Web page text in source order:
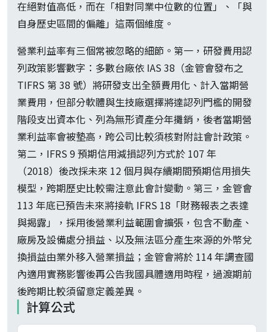
在絕對值高低，而在「相對同業中位數的位置」、「與
自身歷史區間的偏離」這兩個維度。
營業利益率有三個常被忽略的細節。第一，研發費用認
列政策影響數字：多數台廠依 IAS 38（金管會發布之
TIFRS 第 38 號）將研發支出全額費用化、計入當期營
業費用，但部分軟體與生技廠選擇將達認列門檻的開發
階段支出資本化、列為無形資產分年攤銷，後者當期營
業利益率會被墊高，跨公司比較須核對附註會計政策。
第二，IFRS 9 預期信用減損認列方式於 107 年
（2018）後改採未來 12 個月與存續期間預期信用損失
模型，跨期歷史比較需注意此會計變動。第三，金管會
113 年底已預告未來將接軌 IFRS 18「財務報表之表達
與揭露」，採用後營業利益範圍會擴張，包含不動產、
廠房及設備處分損益、以及無法區分產生來源的外幣兌
換損益由業外移入營業損益；金管會將於 114 年調查國
內適用實務影響後再公告我國具體適用時程，過渡期前
後跨期比較須留意定義差異。
計算公式